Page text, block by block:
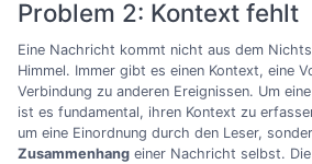
Problem 2: Kontext fehlt
Eine Nachricht kommt nicht aus dem
Himmel. Immer gibt es einen Kontext, eine
Verbindung zu anderen Ereignissen. Um
ist es fundamental, ihren Kontext zu
um eine Einordnung durch den Leser,
Zusammenhang einer Nachricht selbst.